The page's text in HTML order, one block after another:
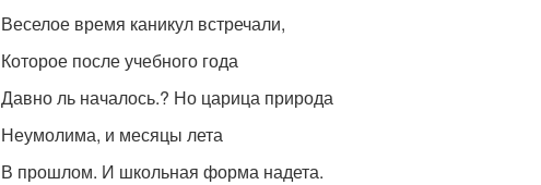
Веселое время каникул встречали,
Которое после учебного года
Давно ль началось.? Но царица природа
Неумолима, и месяцы лета
В прошлом. И школьная форма надета.